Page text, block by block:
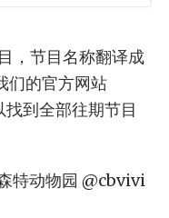
，节目名称翻译成
们的官方网站
到全部往期节目
特动物园 @cbvivi